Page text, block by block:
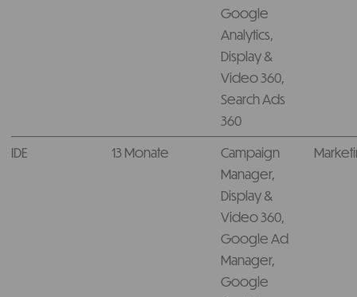
Google
Analytics,
Display &
Video 360,
Search Ads
360
IDE
13 Monate
Campaign
Manager,
Display &
Video 360,
Google Ad
Manager,
Google